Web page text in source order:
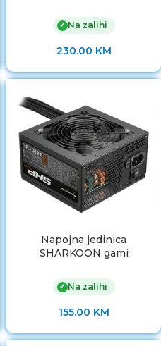
✓ Na zalihi
230.00 KM
Napojna jedinica
SHARKOON gami
✓ Na zalihi
155.00 KM